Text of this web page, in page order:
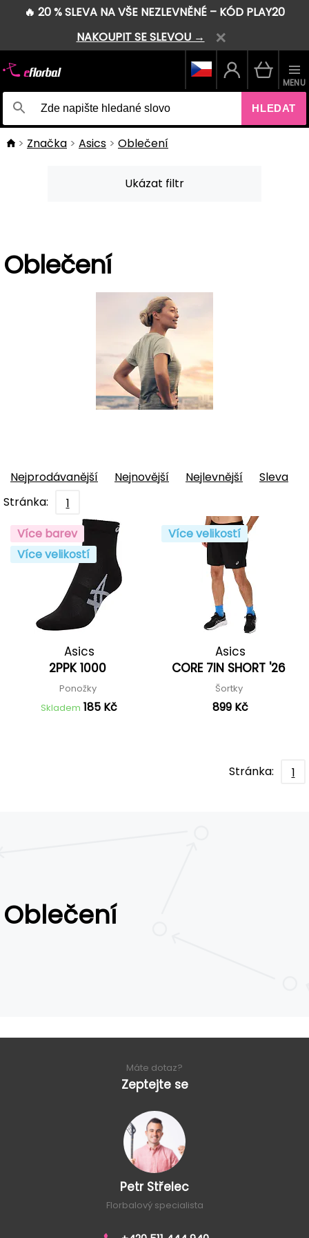
🔥 20 % SLEVA NA VŠE NEZLEVNĚNÉ – KÓD PLAY20
NAKOUPIT SE SLEVOU →
HLEDAT
MENU
Značka Asics Oblečení
Ukázat filtr
Oblečení
Nejprodávanější Nejnovější Nejlevnější
Sleva
Stránka:
1
Více barev
Více velikostí
Asics
2PPK 1000
Ponožky
Skladem 185 Kč
Více velikostí
Asics
CORE 7IN SHORT '26
Šortky
899 Kč
Stránka: 1
Oblečení
Máte dotaz?
Zeptejte se
Petr Střelec
Florbalový specialista